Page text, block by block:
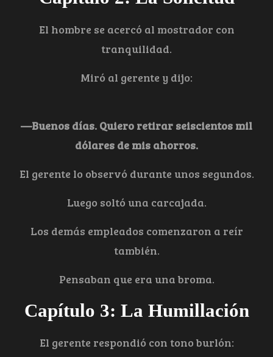
El hombre se acercó al mostrador con
tranquilidad.
Miró al gerente y dijo:
—Buenos días. Quiero retirar seiscientos mil
dólares de mis ahorros.
El gerente lo observó durante unos segundos.
Luego soltó una carcajada.
Los demás empleados comenzaron a reír
también.
Pensaban que era una broma.
Capítulo 3: La Humillación
El gerente respondió con tono burlón: